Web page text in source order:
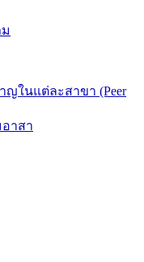
ญในแต่ละสาขา (Peer
าสา